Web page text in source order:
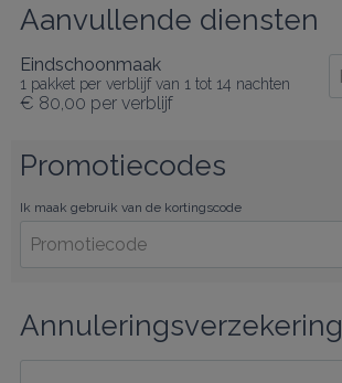
Aanvullende diensten
Eindschoonmaak
1 pakket per verblijf van 1 tot 14 nachten
€ 80,00 per verblijf
Promotiecodes
Ik maak gebruik van de kortingscode
Annuleringsverzekering